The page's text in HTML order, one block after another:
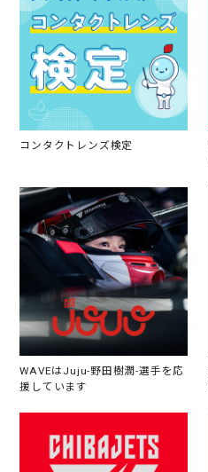
コンタクトレンズ検定
WAVEはJuju-野田樹潤-選手を応
援しています